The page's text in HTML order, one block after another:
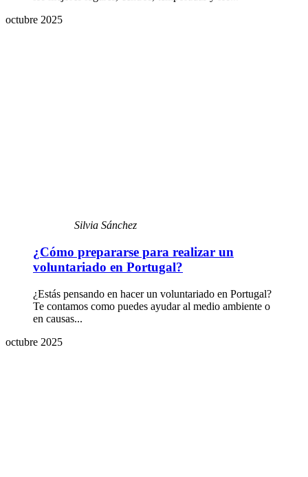
octubre 2025
Silvia Sánchez
¿Cómo prepararse para realizar un
voluntariado en Portugal?
¿Estás pensando en hacer un voluntariado en Portugal?
Te contamos como puedes ayudar al medio ambiente o
en causas...
octubre 2025